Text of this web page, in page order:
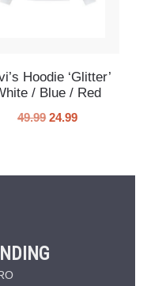
Hoodie ‘Glitter’
/ Blue / Red
49.99 24.99